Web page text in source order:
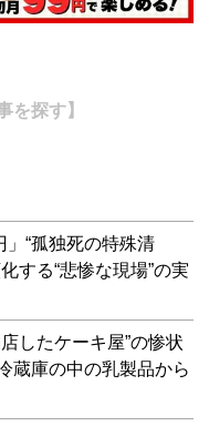
を探す】
」“孤独死の特殊清
する“悲惨な現場”の実
したケーキ屋”の惨状
蔵庫の中の乳製品から